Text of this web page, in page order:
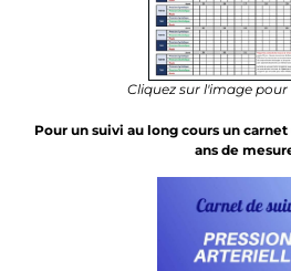
Cliquez sur l'image
Pour un suivi au long cours un
ans de